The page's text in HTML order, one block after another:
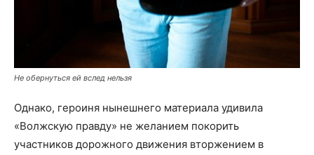
Не обернуться ей вслед нельзя
Однако, героиня нынешнего материала удивила
«Волжскую правду» не желанием покорить
участников дорожного движения вторжением в